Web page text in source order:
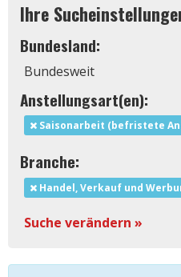
Ihre
Bundesland:
Bundesweit
Anstellungsart(en):
Saisonarbeit (befristete
Branche:
Handel, Verkauf und
Suche verändern »